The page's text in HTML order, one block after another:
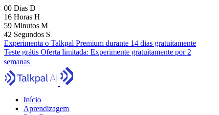
00 Dias D
16 Horas H
59 Minutos M
40 Segundos S
Experimenta o Talkpal Premium durante 14 dias gratuitamente
Teste grátis Oferta limitada: Experimente gratuitamente por 2
semanas
Início
Aprendizagem